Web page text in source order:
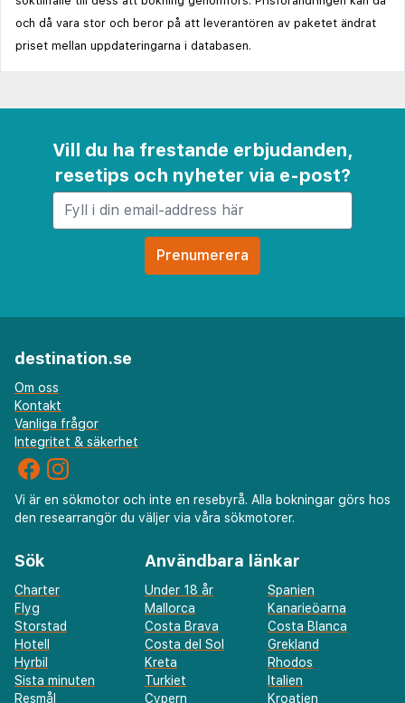
och då vara stor och beror på att leverantören av paketet ändrat
priset mellan uppdateringarna i databasen.
Vill du ha frestande erbjudanden,
resetips och nyheter via e-post?
destination.se
Om oss
Kontakt
Vanliga frågor
Integritet & säkerhet
Vi är en sökmotor och inte en resebyrå. Alla bokningar görs hos
den researrangör du väljer via våra sökmotorer.
Sök
Charter
Flyg
Storstad
Hotell
Hyrbil
Sista minuten
Resmål
Användbara länkar
Under 18 år
Spanien
Mallorca
Kanarieöarna
Costa Brava
Costa Blanca
Costa del Sol
Grekland
Kreta
Rhodos
Turkiet
Italien
Cypern
Kroatien